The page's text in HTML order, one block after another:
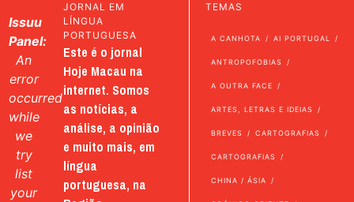
Issuu
Panel:
An
error
occurred
while
we
try
list
your
JORNAL EM
LÍNGUA
PORTUGUESA
Este é o jornal
Hoje Macau na
internet. Somos
as notícias, a
análise, a opinião
e muito mais, em
língua
portuguesa, na
TEMAS
A CANHOTA AI PORTUGAL
ANTROPOFOBIAS
A OUTRA FACE
ARTES, LETRAS E IDEIAS
BREVES CARTOGRAFIAS
CARTOGRAFIAS
CHINA / ÁSIA